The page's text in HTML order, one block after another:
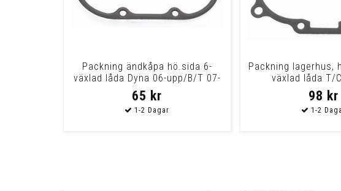
Packning ändkåpa hö.sida 6-
växlad låda Dyna 06-upp/B/T 07-
upp
65 kr
Packning lagerhus,
växlad låda T/
98 kr